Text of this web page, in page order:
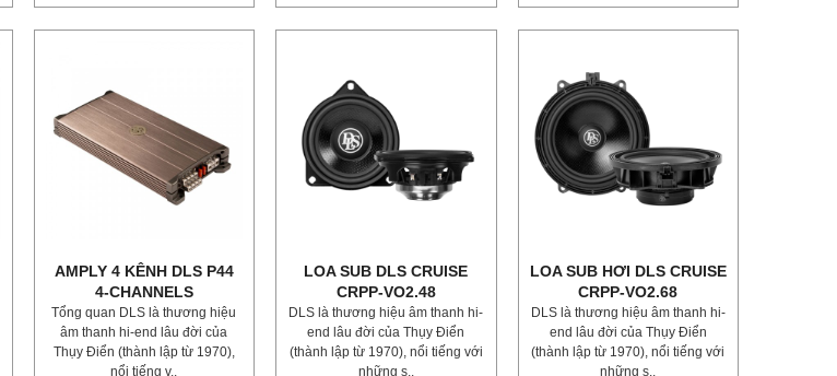
AMPLY 4 KÊNH DLS P44
4-CHANNELS
Tổng quan DLS là thương hiệu
âm thanh hi-end lâu đời của
Thụy Điển (thành lập từ 1970),
nổi tiếng v..
LOA SUB DLS CRUISE
CRPP-VO2.48
DLS là thương hiệu âm thanh hi-
end lâu đời của Thụy Điển
(thành lập từ 1970), nổi tiếng với
⁣những s..
LOA SUB HƠI DLS CRUISE
CRPP-VO2.68
DLS là thương hiệu âm thanh hi-
end lâu đời của Thụy Điển
(thành lập từ 1970), nổi tiếng với
⁣những s..